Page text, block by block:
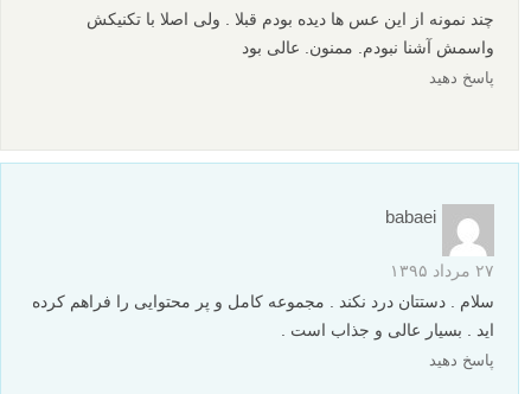
چند نمونه از این عس ها دیده بودم قبلا . ولی اصلا با تکنیکش
واسمش آشنا نبودم. ممنون. عالی بود
پاسخ دهید
babaei
۲۷ مرداد ۱۳۹۵
سلام . دستتان درد نکند . مجموعه کامل و پر محتوایی را فراهم کرده
اید . بسیار عالی و جذاب است .
پاسخ دهید